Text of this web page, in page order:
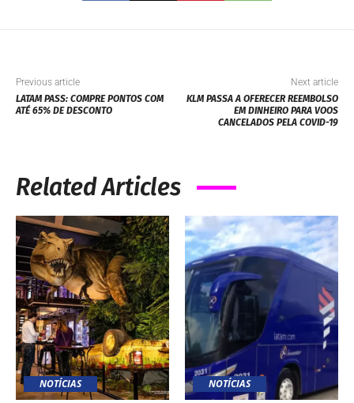
Previous article
LATAM PASS: COMPRE PONTOS COM
ATÉ 65% DE DESCONTO
Next article
KLM PASSA A OFERECER REEMBOLSO
EM DINHEIRO PARA VOOS
CANCELADOS PELA COVID-19
Related Articles
NOTÍCIAS NOTÍCIAS